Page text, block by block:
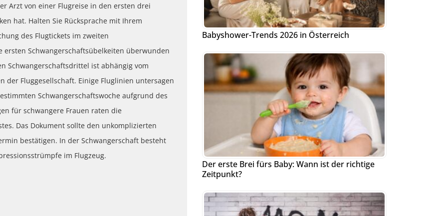
Arzt von einer Flugreise in den ersten drei
hat. Halten Sie Rücksprache mit Ihrem
des Flugtickets im zweiten
Schwangerschaftsübelkeiten überwunden
Schwangerschaftsdrittel ist abhängig vom
Fluggesellschaft. Einige Fluglinien untersagen
Schwangerschaftswoche aufgrund des
für schwangere Frauen raten die
Das Dokument sollte den unkomplizierten
bestätigen. In der Schwangerschaft besteht
im Flugzeug.
Babyshower-Trends 2026 in Österreich
Der erste Brei fürs Baby: Wann ist der richtige
Zeitpunkt?